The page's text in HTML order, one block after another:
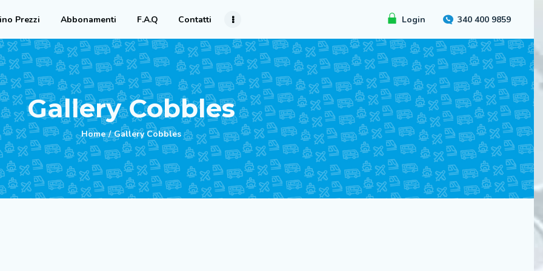
Prezzi Abbonamenti F.A.Q Contatti Login 340 400 9859
Gallery Cobbles
Home Gallery Cobbles
Home
Principale
Servizi
Listino
Prezzi
Abbonamenti